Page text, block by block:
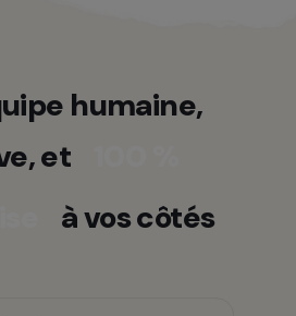
humaine,
et
à vos côtés